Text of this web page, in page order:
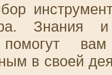
Знания
помогут
в своей